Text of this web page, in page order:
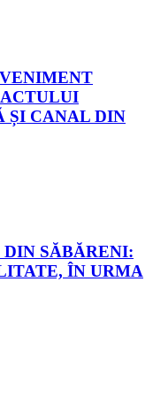
ȘI CANAL DIN
SĂBĂRENI:
ÎN URMA